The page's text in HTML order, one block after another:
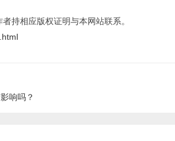
持相应版权证明与本网站联系。
响吗？